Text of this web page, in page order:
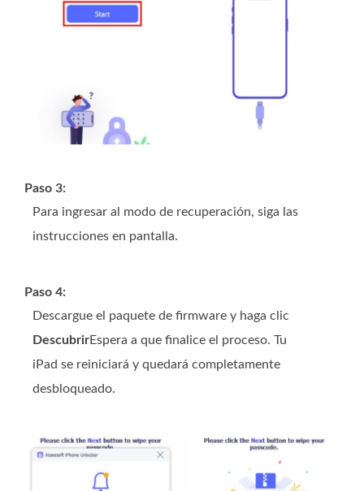
Paso 3:
Para ingresar al modo de recuperación, siga las
instrucciones en pantalla.
Paso 4:
Descargue el paquete de firmware y haga clic
DescubrirEspera a que finalice el proceso. Tu
iPad se reiniciará y quedará completamente
desbloqueado.